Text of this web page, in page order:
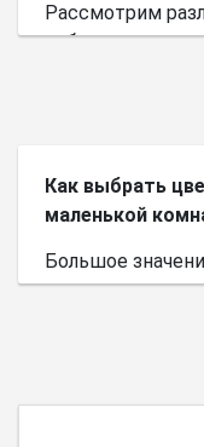
Рассмотрим
небольшого
Как выбрать
маленькой
Большое
пространства